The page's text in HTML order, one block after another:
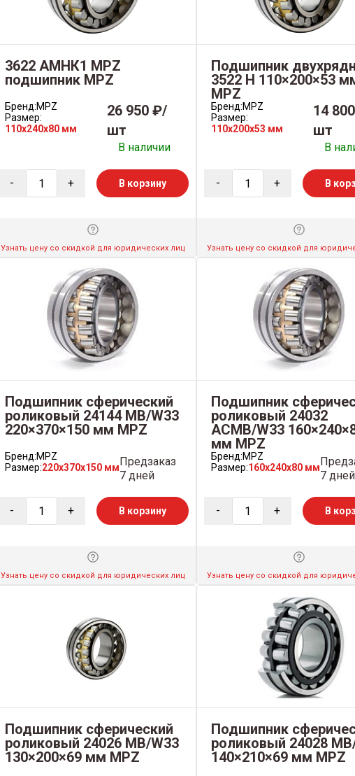
3622 АМНК1 MPZ
подшипник MPZ
Бренд:MPZ
Размер:
110x240x80 мм
26 950 ₽/
шт
В наличии
- + В корзину
Узнать цену со скидкой для юридических лиц
Подшипник
3522 Н 110×200×53
MPZ
Бренд:MPZ
Размер:
110x200x53 мм
14
шт
В
- + В
Узнать цену со скидкой для
Подшипник сферический
роликовый 24144 MB/W33
220×370×150 мм MPZ
Бренд:MPZ
Размер:220x370x150 ммПредзаказ
7 дней
- + В корзину
Узнать цену со скидкой для юридических лиц
Подшипник
роликовый 24032
ACMB/W33
мм MPZ
Бренд:MPZ
Размер:160x240x80 мм
7 дней
- + В
Узнать цену со скидкой для
Подшипник сферический
роликовый 24026 MB/W33
130×200×69 мм MPZ
Подшипник
роликовый 24028
140×210×69 мм MPZ